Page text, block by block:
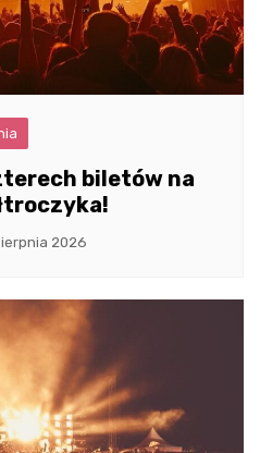
biletów na
2026